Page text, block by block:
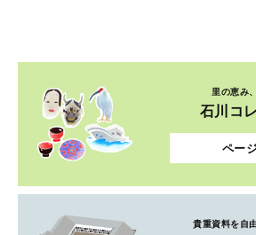
里の恵み
石川コ
ペー
貴重資料を自